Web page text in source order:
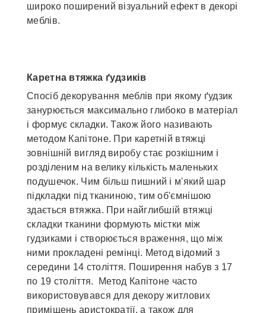
широко поширений візуальний ефект в декорі
меблів.
Каретна втяжка ґудзиків
Спосіб декорування меблів при якому ґудзик
занурюється максимально глибоко в матеріал
і формує складки. Також його називають
методом Капітоне. При каретній втяжці
зовнішній вигляд виробу стає розкішним і
розділеним на велику кількість маленьких
подушечок. Чим більш пишний і м'який шар
підкладки під тканиною, тим об'ємнішою
здається втяжка. При найглибшій втяжці
складки тканини формують містки між
гудзиками і створюється враження, що між
ними прокладені ремінці. Метод відомий з
середини 14 століття. Поширення набув з 17
по 19 століття. Метод Капітоне часто
використовувався для декору житлових
приміщень аристократії, а також для